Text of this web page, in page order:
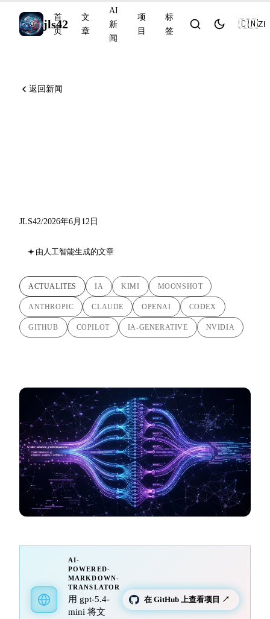
jls42
首
页
文
章
AI
新
闻
项
目
标
签
🇨🇳ZH
返回新闻
JLS42/2026年6月12日
由人工智能生成的文章
ACTUALITES IA KIMI MOONSHOT
ANTHROPIC CLAUDE OPENAI CODEX
GITHUB COPILOT IA-GENERATIVE NVIDIA
AI-
POWERED-
MARKDOWN-
TRANSLATOR
用 gpt-5.4-
mini 将文
在 GitHub 上查看项目 ↗